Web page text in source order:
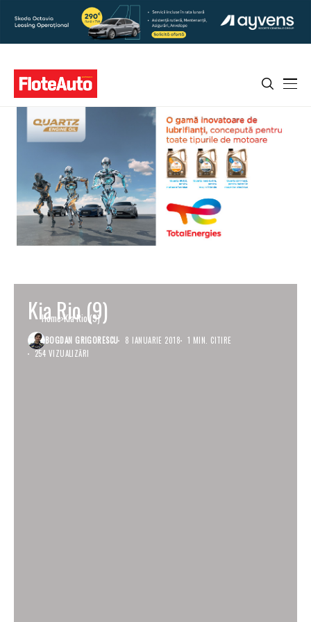
Home Kia Rio (9)
Kia Rio (9)
BOGDAN GRIGORESCU 8 IANUARIE 2018
1 MIN. CITIRE
254 VIZUALIZĂRI